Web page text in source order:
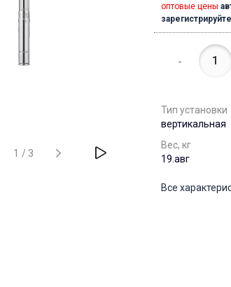
1 / 3
оптовые цены
-
Тип установки
вертикальная
Вес, кг
19.авг
Все